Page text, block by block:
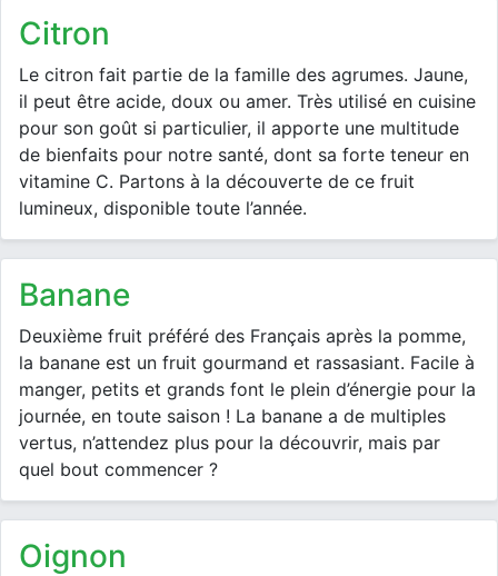
citron
Le citron fait partie de la famille des agrumes. Jaune,
il peut être acide, doux ou amer. Très utilisé en cuisine
pour son goût si particulier, il apporte une multitude
de bienfaits pour notre santé, dont sa forte teneur en
vitamine C. Partons à la découverte de ce fruit
lumineux, disponible toute l’année.
banane
Deuxième fruit préféré des Français après la pomme,
la banane est un fruit gourmand et rassasiant. Facile à
manger, petits et grands font le plein d’énergie pour la
journée, en toute saison ! La banane a de multiples
vertus, n’attendez plus pour la découvrir, mais par
quel bout commencer ?
oignon